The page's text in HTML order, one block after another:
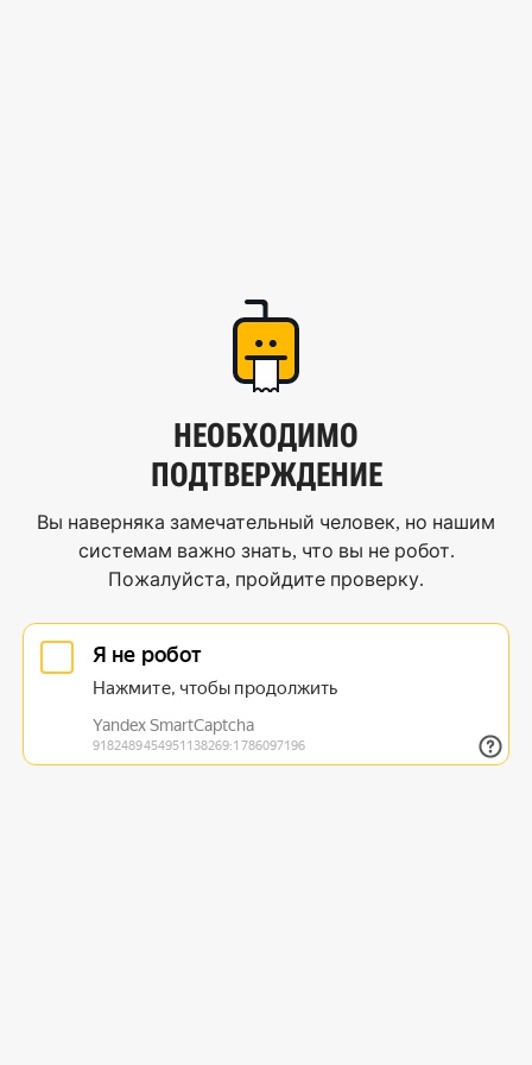
НЕОБХОДИМО
ПОДТВЕРЖДЕНИЕ
Вы наверняка замечательный человек, но нашим
системам важно знать, что вы не робот.
Пожалуйста, пройдите проверку.